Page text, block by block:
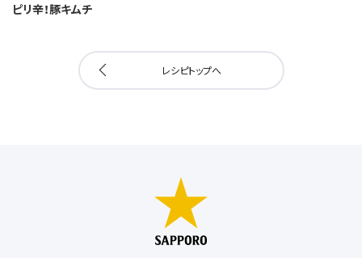
ピリ辛！豚キムチ
レシピトップへ